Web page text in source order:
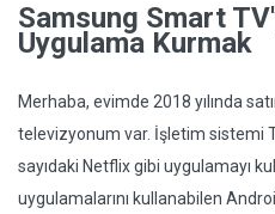
Samsung Smart
Uygulama Kurmak
Merhaba, evimde 2018 yılında
televizyonum var. İşletim sistemi
sayıdaki Netflix gibi uygulamayı
uygulamalarını kullanabilen